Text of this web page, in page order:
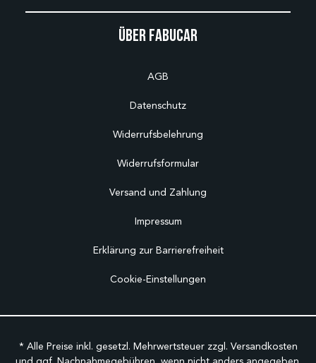
Über Fabucar
AGB
Datenschutz
Widerrufsbelehrung
Widerrufsformular
Versand und Zahlung
Impressum
Erklärung zur Barrierefreiheit
Cookie-Einstellungen
* Alle Preise inkl. gesetzl. Mehrwertsteuer zzgl. Versandkosten